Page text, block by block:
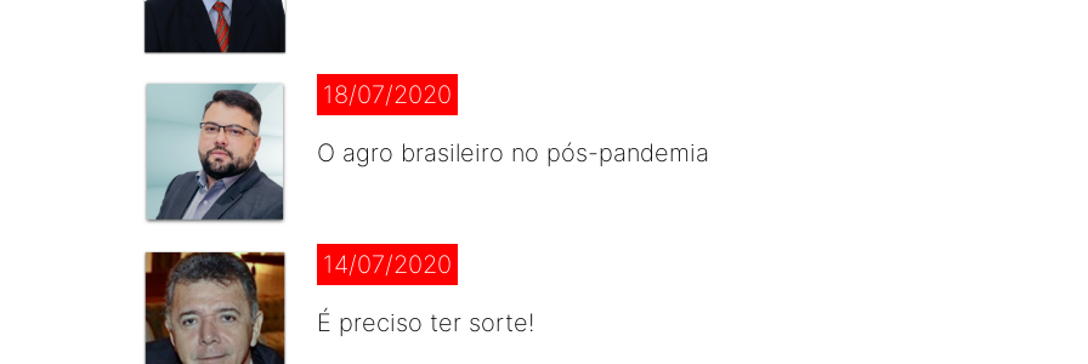
18/07/2020
O agro brasileiro no pós-pandemia
14/07/2020
É preciso ter sorte!